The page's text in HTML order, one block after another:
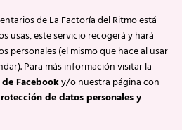
de La Factoría del Ritmo está
usas, este servicio recogerá y hará
personales (el mismo que hace al usar
Para más información visitar la
Facebooky/o nuestra página con
de datos personales y